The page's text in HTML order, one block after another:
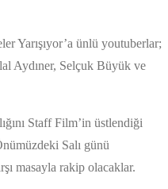
Yarışıyor’a ünlü youtuberlar;
Aydıner, Selçuk Büyük ve
Staff Film’in üstlendiği
Salı günü
masayla rakip olacaklar.